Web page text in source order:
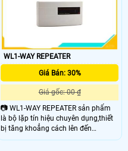
đứng, áp sát trực tiếp vào tường
hoặc góc tường, đúng chiều cao quy
định trong hướng dẫn sử dụng đi
kèm. Không cần dùng chân đế để
lắp đầu báo này. Nếu
WL1-WAY REPEATER
Giá Bán: 30%
Giá gốc: 00 ₫
📷 WL1-WAY REPEATER sản phẩm
là bộ lặp tín hiệu chuyên dụng,thiết
bị tăng khoẳng cách lên đến
150m,Sử dụng nguồn 12-16 V AC